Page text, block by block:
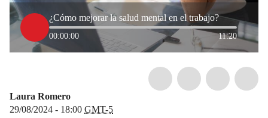
¿Cómo mejorar la salud mental en el trabajo?
00:00:00 11:20
Laura Romero
29/08/2024 - 18:00 GMT-5